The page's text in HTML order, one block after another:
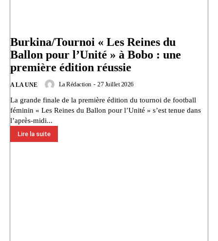
Burkina/Tournoi « Les Reines du
Ballon pour l’Unité » à Bobo : une
première édition réussie
A LA UNE La Rédaction - 27 Juillet 2026
La grande finale de la première édition du tournoi de football
féminin « Les Reines du Ballon pour l’Unité » s’est tenue dans
l’après-midi...
Lire la suite